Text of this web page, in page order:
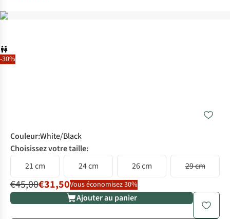
-30%
Couleur:White/Black
Choisissez votre taille:
21 cm
24 cm 26 cm 29 cm
€45,00€31,50Vous économisez 30%
Ajouter au panier